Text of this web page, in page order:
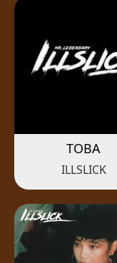
TOBA
ILLSLICK